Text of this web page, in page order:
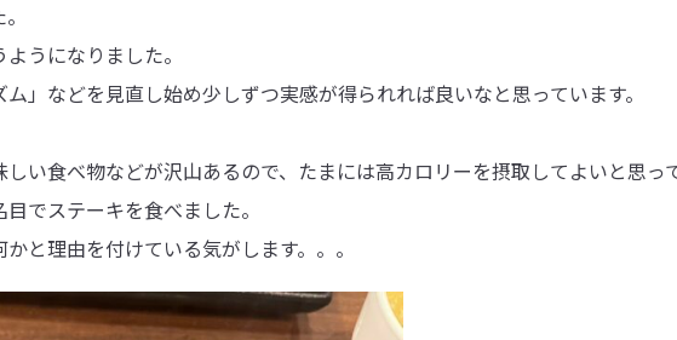
うになりました。
」などを見直し始め少しずつ実感が得られれば良いなと思っています。
い食べ物などが沢山あるので、たまには高カロリーを摂取してよいと思って
でステーキを食べました。
と理由を付けている気がします。。。